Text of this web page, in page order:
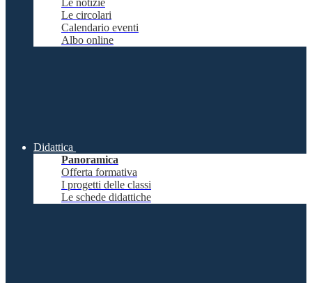
Le notizie
Le circolari
Calendario eventi
Albo online
Didattica
Panoramica
Offerta formativa
I progetti delle classi
Le schede didattiche